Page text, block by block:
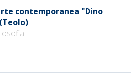
contemporanea "Dino